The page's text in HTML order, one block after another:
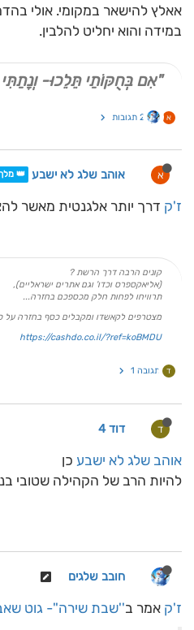
אאלץ להישאר במקומי. אולי
במידה והוא יחליט להלבין.
"אִם בְּחֻקּוֹתַי תֵּלֵכוּ-
א 2 תגובות
א אוהב שלג לא ישבע 👑
ז'ק דרך יותר אלגנטית מאשר
קונים הרבה דרך הרשת ?
(אליאקספרס וכדו' וגם אתרים ישראליים),
תרוויחו לפחות חלק מכספכם בחזרה...
מצטרפים לקאשדו ומקבלים כסף בחזרה על
https://cashdo.co.il/?ref=koBMDU
ד תגובה 1
ד דוד 4
אוהב שלג לא ישבע כן
להיות הרב של הקהילה שטובי
חובב שלגים
ז'ק אמר ב''שבת שירה''- גוט